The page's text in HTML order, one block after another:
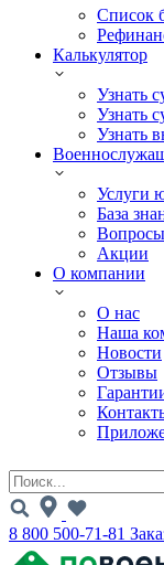
Список
Калькулятор
Узнать
Узнать
Узнать
Услуги
База
Акции
О компании
О нас
Наша
Новости
Отзывы
8 800 500-71-81